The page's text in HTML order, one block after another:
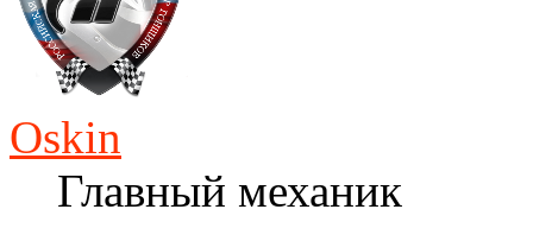
Oskin
Главный механик